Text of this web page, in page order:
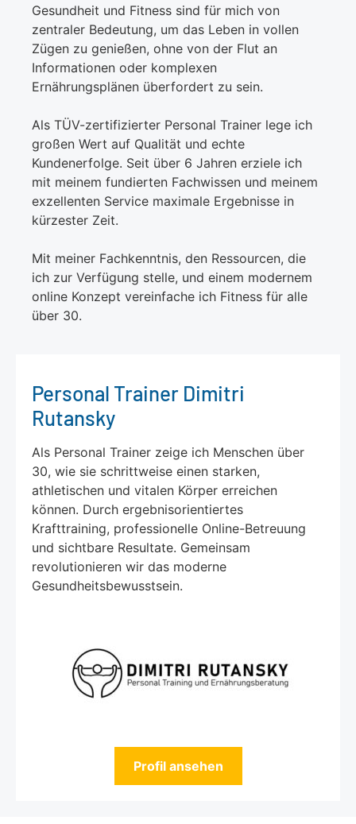
Gesundheit und Fitness sind für mich von
zentraler Bedeutung, um das Leben in vollen
Zügen zu genießen, ohne von der Flut an
Informationen oder komplexen
Ernährungsplänen überfordert zu sein.
Als TÜV-zertifizierter Personal Trainer lege ich
großen Wert auf Qualität und echte
Kundenerfolge. Seit über 6 Jahren erziele ich
mit meinem fundierten Fachwissen und meinem
exzellenten Service maximale Ergebnisse in
kürzester Zeit.
Mit meiner Fachkenntnis, den Ressourcen, die
ich zur Verfügung stelle, und einem modernem
online Konzept vereinfache ich Fitness für alle
über 30.
Personal Trainer Dimitri
Rutansky
Als Personal Trainer zeige ich Menschen über
30, wie sie schrittweise einen starken,
athletischen und vitalen Körper erreichen
können. Durch ergebnisorientiertes
Krafttraining, professionelle Online-Betreuung
und sichtbare Resultate. Gemeinsam
revolutionieren wir das moderne
Gesundheitsbewusstsein.
Profil ansehen